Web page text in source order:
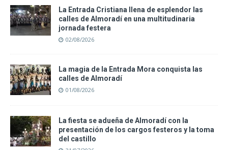
La Entrada Cristiana llena de esplendor las
calles de Almoradí en una multitudinaria
jornada festera
02/08/2026
La magia de la Entrada Mora conquista las
calles de Almoradí
01/08/2026
La fiesta se adueña de Almoradí con la
presentación de los cargos festeros y la toma
del castillo